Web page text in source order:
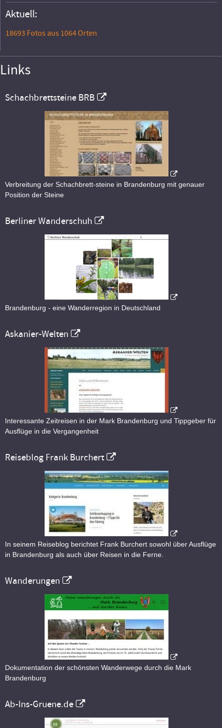
Aktuell:
18693 Fotos aus 1064 Orten
Links
Schachbrettsteine BRB
Verbreitung der Schachbrett-steine in Brandenburg mit genauer
Position der Steine
Berliner Wanderschuh
Brandenburg - eine Wanderregion in Deutschland
Askanier-Welten
Interessante Zeitreisen in der Mark Brandenburg und Tippgeber für
Ausflüge in die Vergangenheit
Reiseblog Frank Burchert
In seinem Reiseblog berichtet Frank Burchert sowohl über Ausflüge
in Brandenburg als auch über Reisen in die Ferne.
Wanderungen
Dokumentation der schönsten Wanderwege durch die Mark
Brandenburg
Ab-Ins-Gruene.de